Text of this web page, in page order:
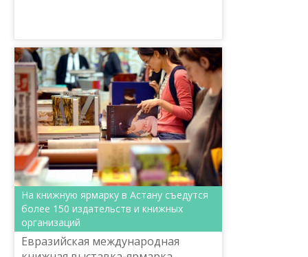
Шаяхметова.
На книжную ярмарку в Астану съедутся
более 150 издательств и книжных
организаций
Евразийская международная